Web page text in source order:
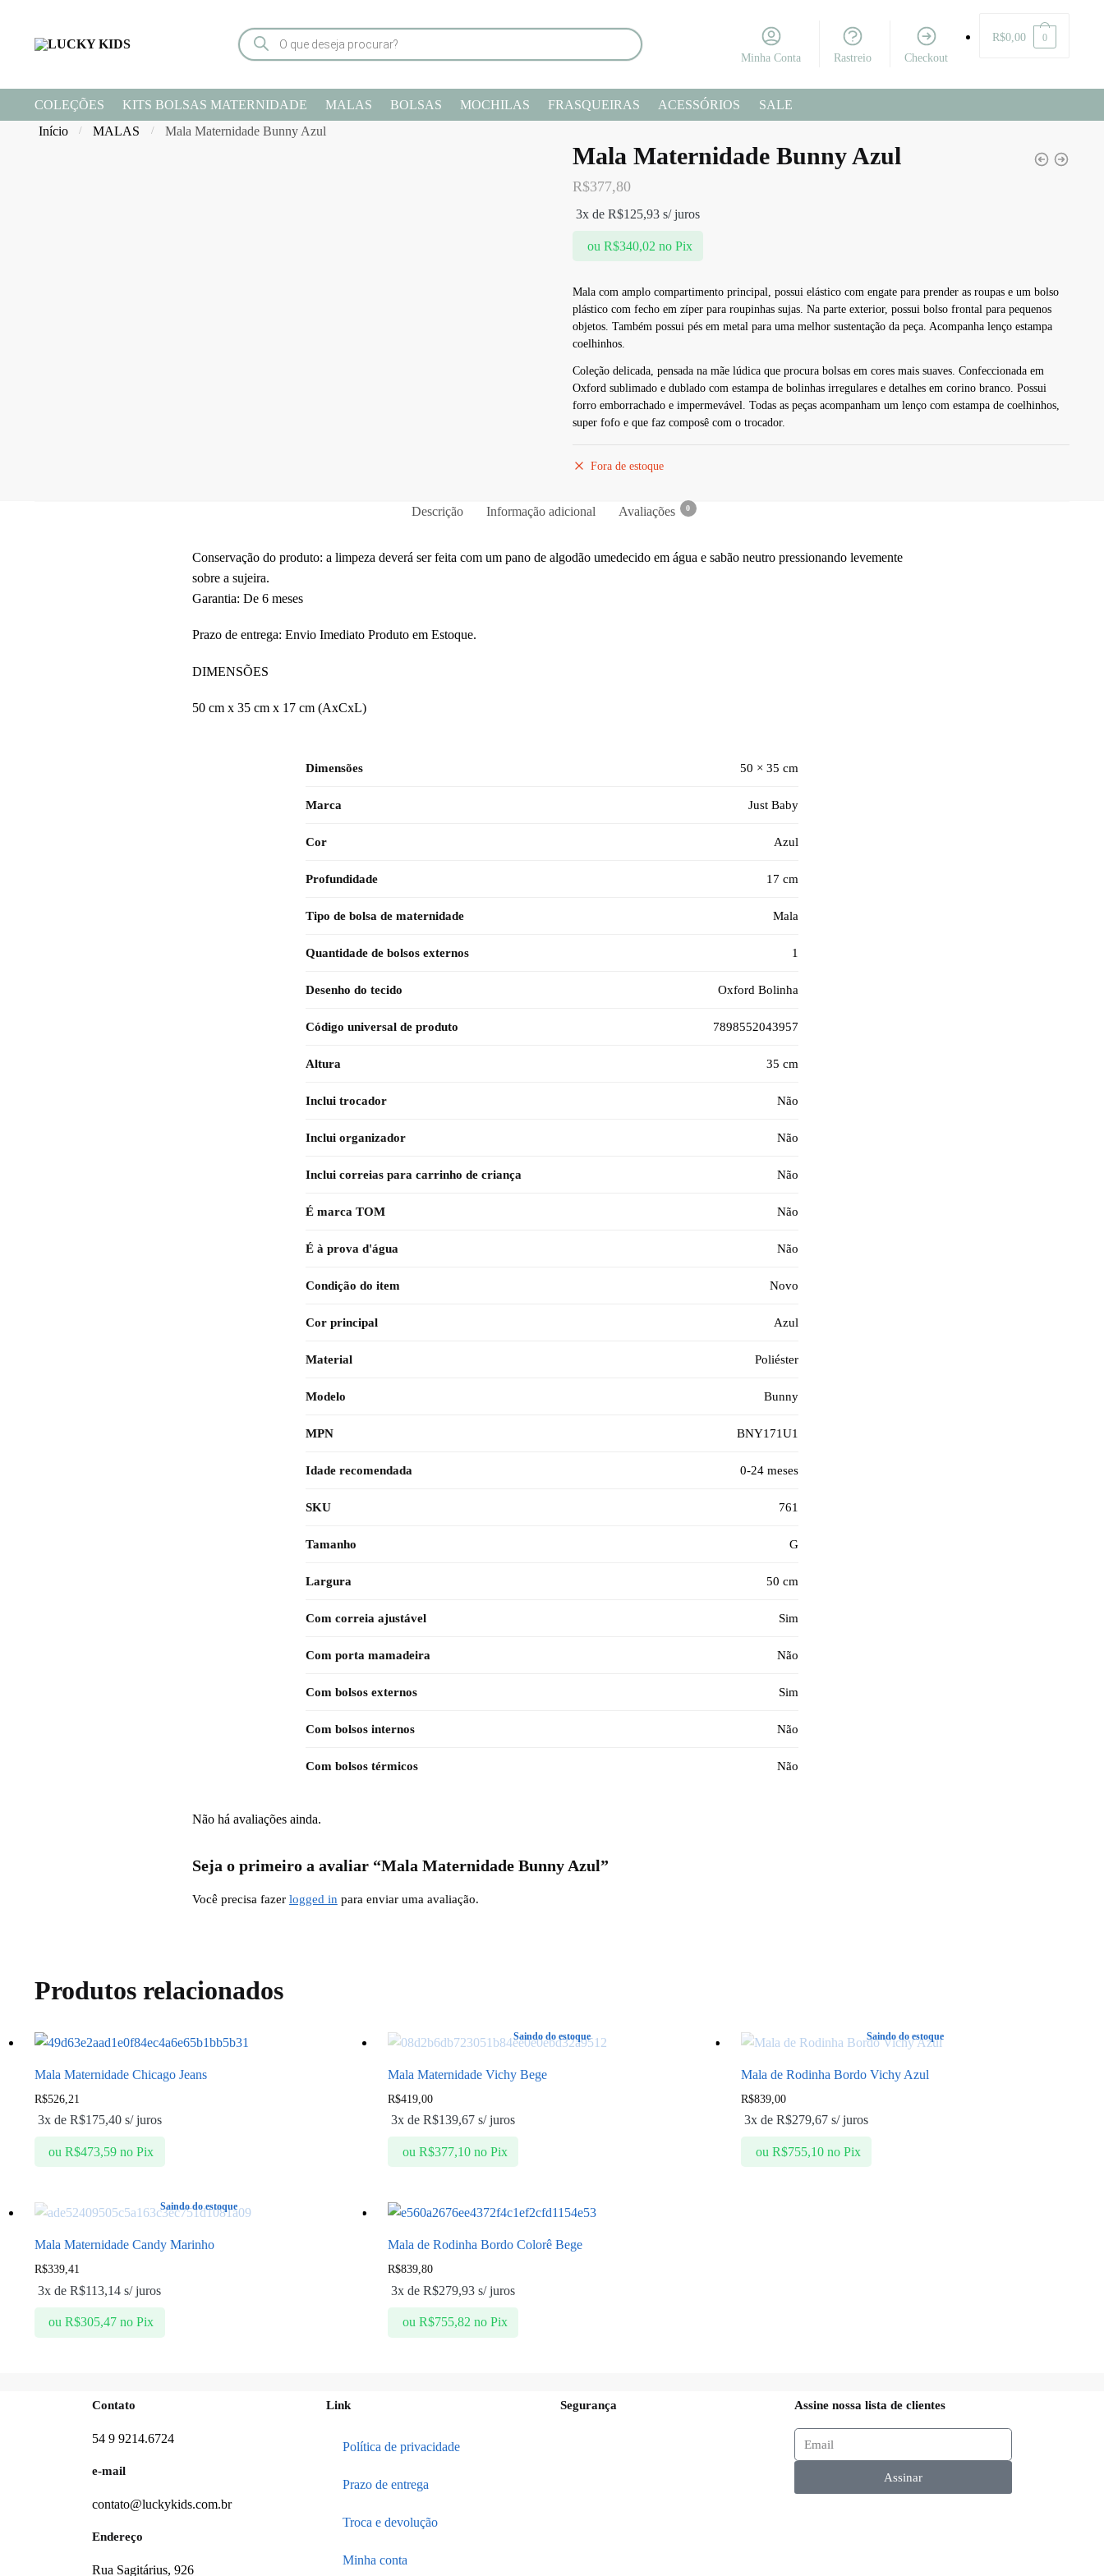
Minha Conta Rastreio Checkout
R$0,00 0
COLEÇÕES KITS BOLSAS MATERNIDADE MALAS BOLSAS MOCHILAS FRASQUEIRAS ACESSÓRIOS
SALE
Início
/ MALAS / Mala Maternidade Bunny Azul
Mala Maternidade Bunny Azul
R$377,80
ou R$340,02 no Pix
3x deR$125,93 s/ juros
Mala com amplo compartimento principal, possui elástico com engate para prender as roupas e um bolso
plástico com fecho em zíper para roupinhas sujas. Na parte exterior, possui bolso frontal para pequenos
objetos. Também possui pés em metal para uma melhor sustentação da peça. Acompanha lenço estampa
coelhinhos.
Coleção delicada, pensada na mãe lúdica que procura bolsas em cores mais suaves. Confeccionada em
Oxford sublimado e dublado com estampa de bolinhas irregulares e detalhes em corino branco. Possui
forro emborrachado e impermevável. Todas as peças acompanham um lenço com estampa de coelhinhos,
super fofo e que faz composê com o trocador.
Fora de estoque
Descrição Informação adicional Avaliações 0
Conservação do produto: a limpeza deverá ser feita com um pano de algodão umedecido em água e sabão neutro pressionando levemente
sobre a sujeira.
Garantia: De 6 meses
Prazo de entrega: Envio Imediato Produto em Estoque.
DIMENSÕES
50 cm x 35 cm x 17 cm (AxCxL)
Dimensões 50 × 35 cm
Marca Just Baby
Cor Azul
Profundidade 17 cm
Tipo de bolsa de maternidade Mala
Quantidade de bolsos externos 1
Desenho do tecido Oxford Bolinha
Código universal de produto 7898552043957
Altura 35 cm
Inclui trocador Não
Inclui organizador Não
Inclui correias para carrinho de criança Não
É marca TOM Não
É à prova d'água Não
Condição do item Novo
Cor principal Azul
Material Poliéster
Modelo Bunny
MPN BNY171U1
Idade recomendada 0-24 meses
SKU 761
Tamanho G
Largura 50 cm
Com correia ajustável Sim
Com porta mamadeira Não
Com bolsos externos Sim
Com bolsos internos Não
Com bolsos térmicos Não
Não há avaliações ainda.
Seja o primeiro a avaliar “Mala Maternidade Bunny Azul”
Você precisa fazer logged in para enviar uma avaliação.
Produtos relacionados
Mala Maternidade Chicago Jeans
R$526,21
ou R$473,59 no Pix
3x de R$175,40s/ juros
Saindo do estoque
Mala Maternidade Vichy Bege
R$419,00
ou R$377,10 no Pix
3x de R$139,67s/ juros
Saindo do estoque
Mala de Rodinha Bordo Vichy Azul
R$839,00
ou R$755,10 no Pix
3x deR$279,67 s/ juros
Saindo do estoque
Mala Maternidade Candy Marinho
R$339,41
ou R$305,47 no Pix
3x de R$113,14s/ juros
Mala de Rodinha Bordo Colorê Bege
R$839,80
ou R$755,82 no Pix
3x de R$279,93s/ juros
Contato
54 9 9214.6724
e-mail
contato@luckykids.com.br
Endereço
Rua Sagitárius, 926
Link
Política de privacidade
Prazo de entrega
Troca e devolução
Minha conta
Segurança Assine nossa lista de clientes
Assinar